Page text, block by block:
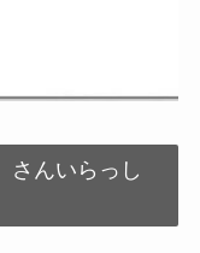
さんいらっし